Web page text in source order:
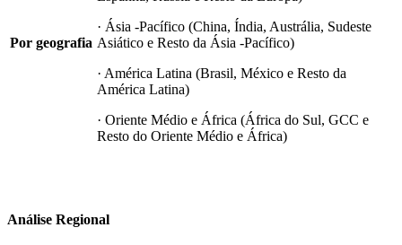
Por geografia
· Ásia -Pacífico (China, Índia, Austrália, Sudeste
Asiático e Resto da Ásia -Pacífico)
· América Latina (Brasil, México e Resto da
América Latina)
· Oriente Médio e África (África do Sul, GCC e
Resto do Oriente Médio e África)
Análise Regional